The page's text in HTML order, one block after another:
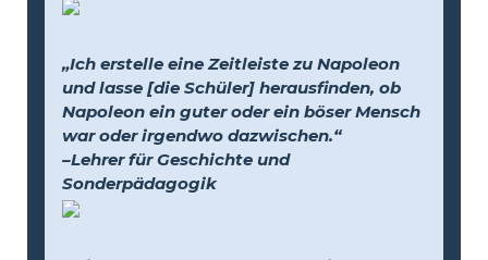
„Ich erstelle eine Zeitleiste zu Napoleon
und lasse [die Schüler] herausfinden, ob
Napoleon ein guter oder ein böser Mensch
war oder irgendwo dazwischen.“
–Lehrer für Geschichte und
Sonderpädagogik